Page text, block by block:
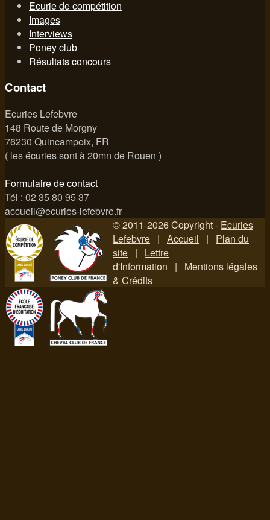
Ecurie de compétition
Images
Interviews
Poney club
Résultats concours
Contact
Ecuries Lefebvre
148 Route de Morgny
76230 Quincampoix, FR
( les écuries sont à 20mn de Rouen )
Formulaire de contact
Tél : 02 35 80 95 37
accueil@ecuries-lefebvre.fr
© 2011-2026 Copyright - Ecuries
Lefebvre | Accueil | Plan du
site | Lettre
d'Information | Mentions légales
& Crédits